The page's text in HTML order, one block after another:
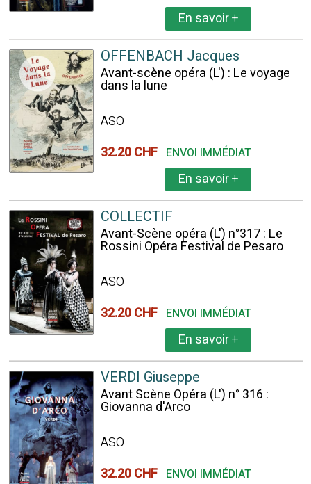
En savoir+
OFFENBACH Jacques
Avant-scène opéra (L') : Le voyage
dans la lune
ASO
32.20 CHF ENVOI IMMÉDIAT
En savoir+
COLLECTIF
Avant-Scène opéra (L') n°317 : Le
Rossini Opéra Festival de Pesaro
ASO
32.20 CHF ENVOI IMMÉDIAT
En savoir+
VERDI Giuseppe
Avant Scène Opéra (L') n° 316 :
Giovanna d'Arco
ASO
32.20 CHF ENVOI IMMÉDIAT